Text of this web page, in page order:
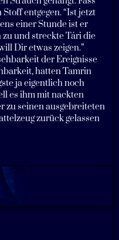
entgegen. “Ist jetzt
einer Stunde ist er
und streckte Tári die
Dir etwas zeigen.”
der Ereignisse
hatten Tamrin
ja eigentlich noch
es ihm mit nackten
zu seinen ausgebreiteten
zurück gelassen